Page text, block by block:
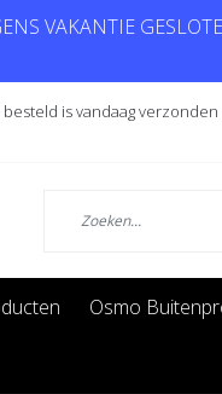
VAKANTIE
is vandaag
Osmo